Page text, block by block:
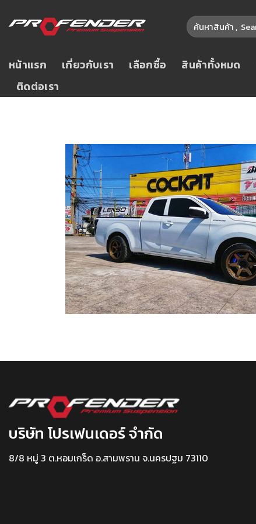
หน้าแรก เกี่ยวกับเรา เลือกซื้อ สินค้าทั้งหมด
ติดต่อเรา
บริษัท โปรเฟนเดอร์ จำกัด
8/8 หมู่ 3 ต.หอมเกร็ด อ.สามพราน จ.นครปฐม 73110